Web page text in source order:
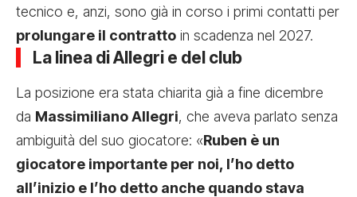
tecnico e, anzi, sono già in corso i primi contatti per
prolungare il contratto in scadenza nel 2027.
La linea di Allegri e del club
La posizione era stata chiarita già a fine dicembre
da Massimiliano Allegri, che aveva parlato senza
ambiguità del suo giocatore: «Ruben è un
giocatore importante per noi, l’ho detto
all’inizio e l’ho detto anche quando stava